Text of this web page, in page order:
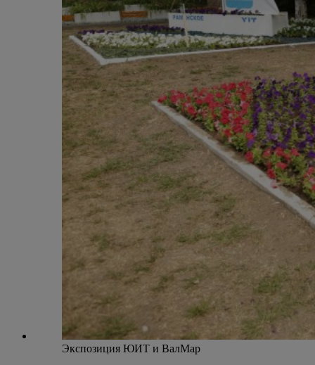
Экспозиция ЮИТ и ВалМар